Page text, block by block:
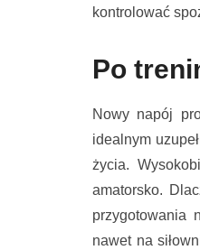
kontrolować
Po
Nowy napój
idealnym
życia.
amatorsko.
przygotowania
nawet na